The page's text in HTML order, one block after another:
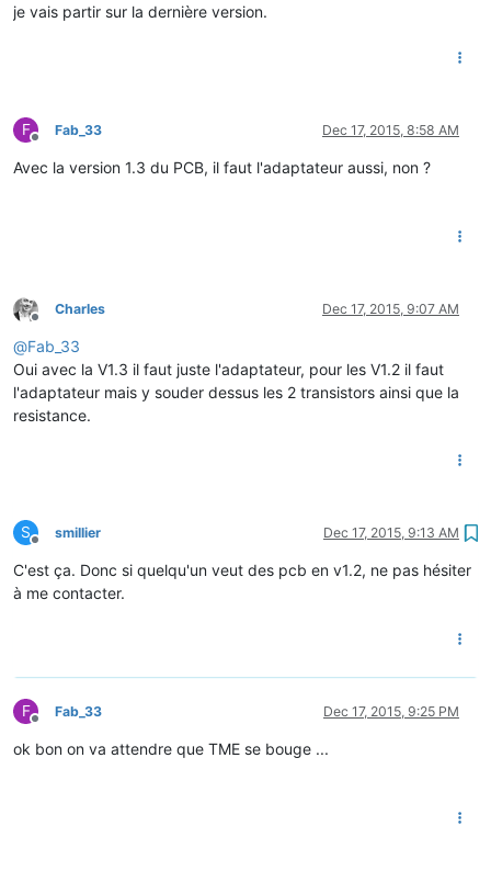
je vais partir sur la dernière version.
F
Offline
Fab_33 Dec 17, 2015, 8:58 AM
Avec la version 1.3 du PCB, il faut l'adaptateur aussi, non ?
Offline
Charles Dec 17, 2015, 9:07 AM
@Fab_33
Oui avec la V1.3 il faut juste l'adaptateur, pour les V1.2 il faut
l'adaptateur mais y souder dessus les 2 transistors ainsi que la
resistance.
S
Offline
smillier Dec 17, 2015, 9:13 AM
C'est ça. Donc si quelqu'un veut des pcb en v1.2, ne pas hésiter
à me contacter.
F
Offline
Fab_33 Dec 17, 2015, 9:25 PM
ok bon on va attendre que TME se bouge ...